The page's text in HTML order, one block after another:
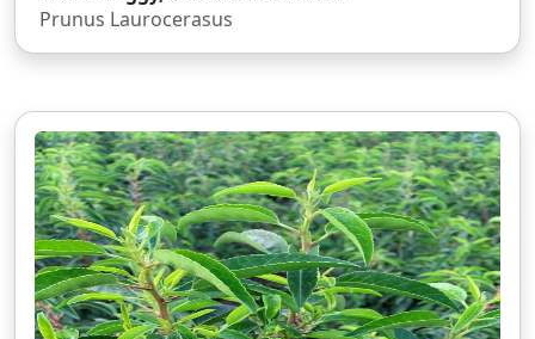
Prunus Laurocerasus